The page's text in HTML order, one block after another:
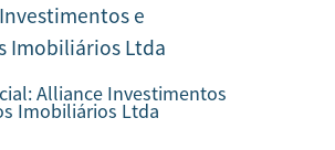
e
Imobiliários Ltda
Alliance Investimentos
Imobiliários Ltda